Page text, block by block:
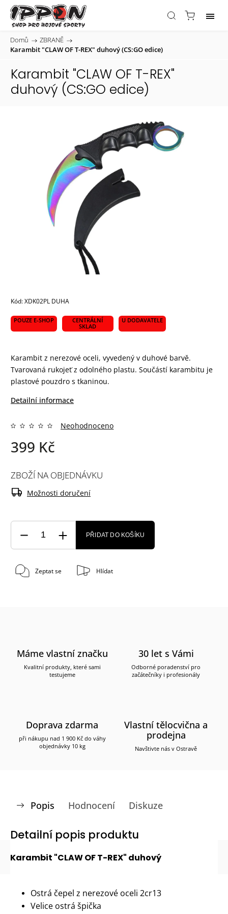
Domů / ZBRANĚ /
Karambit "CLAW OF T-REX" duhový (CS:GO edice)
Karambit "CLAW OF T-REX"
duhový (CS:GO edice)
Kód:XDK02PL DUHA
POUZE E-SHOP
CENTRÁLNÍ
SKLAD
U DODAVATELE
Karambit z nerezové oceli, vyvedený v duhové barvě.
Tvarovaná rukojeť z odolného plastu. Součástí karambitu je
plastové pouzdro s tkaninou.
Detailní informace
Neohodnoceno
399 Kč
ZBOŽÍ NA OBJEDNÁVKU
Možnosti doručení
PŘIDAT DO KOŠÍKU
Zeptat se Hlídat
Máme vlastní značku
Kvalitní produkty, které sami
testujeme
30 let s Vámi
Odborné poradenství pro
začátečníky i profesionály
Doprava zdarma
při nákupu nad 1 900 Kč do váhy
objednávky 10 kg
Vlastní tělocvična a
prodejna
Navštivte nás v Ostravě
Popis Hodnocení Diskuze
Detailní popis produktu
Karambit "CLAW OF T-REX" duhový
Ostrá čepel z nerezové oceli 2cr13
Velice ostrá špička